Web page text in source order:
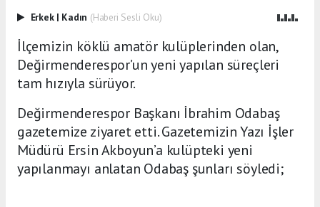
Erkek | Kadın (Haberi Sesli Oku)
İlçemizin köklü amatör kulüplerinden olan,
Değirmenderespor’un yeni yapılan süreçleri
tam hızıyla sürüyor.
Değirmenderespor Başkanı İbrahim Odabaş
gazetemize ziyaret etti. Gazetemizin Yazı İşler
Müdürü Ersin Akboyun’a kulüpteki yeni
yapılanmayı anlatan Odabaş şunları söyledi;